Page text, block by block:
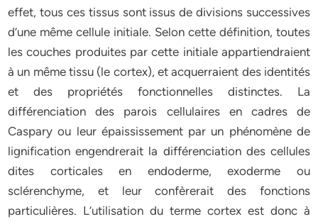
effet, tous ces tissus sont issus de divisions successives
d’une même cellule initiale. Selon cette définition, toutes
les couches produites par cette initiale appartiendraient
à un même tissu (le cortex), et acquerraient des identités
et des propriétés fonctionnelles distinctes. La
différenciation des parois cellulaires en cadres de
Caspary ou leur épaississement par un phénomène de
lignification engendrerait la différenciation des cellules
dites corticales en endoderme, exoderme ou
sclérenchyme, et leur confèrerait des fonctions
particulières. L’utilisation du terme cortex est donc à